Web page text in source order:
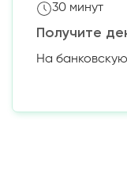
30 минут
Получите
На